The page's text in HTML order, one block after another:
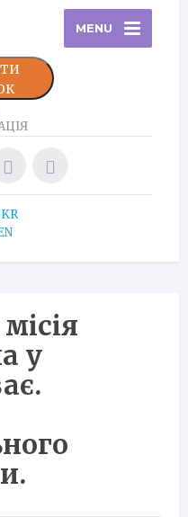
MENU
у